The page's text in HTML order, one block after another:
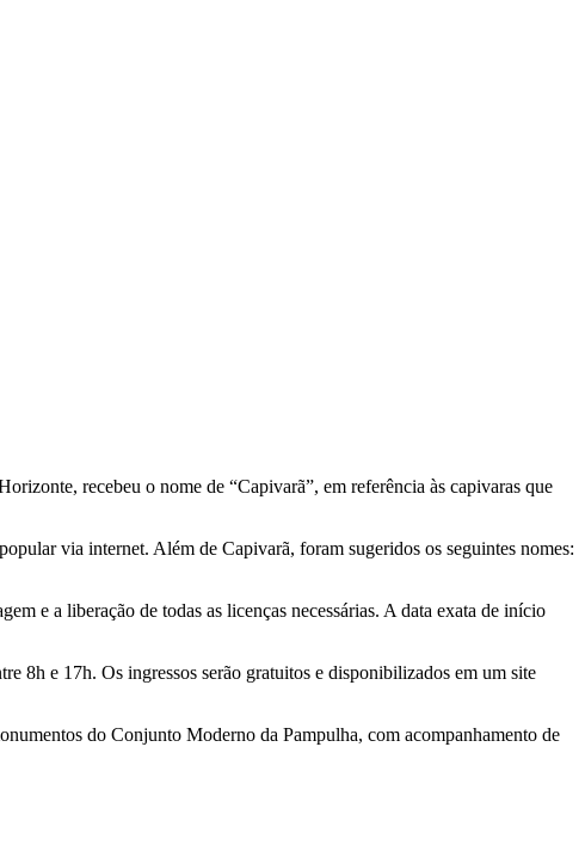
recebeu o nome de “Capivarã”, em referência às capivaras que
via internet. Além de Capivarã, foram sugeridos os seguintes nomes:
e a liberação de todas as licenças necessárias. A data exata de início
8h e 17h. Os ingressos serão gratuitos e disponibilizados em um site
do Conjunto Moderno da Pampulha, com acompanhamento de